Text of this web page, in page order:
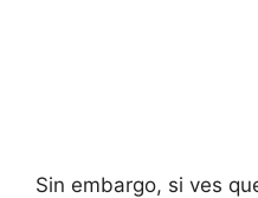
Sin embargo, si ves